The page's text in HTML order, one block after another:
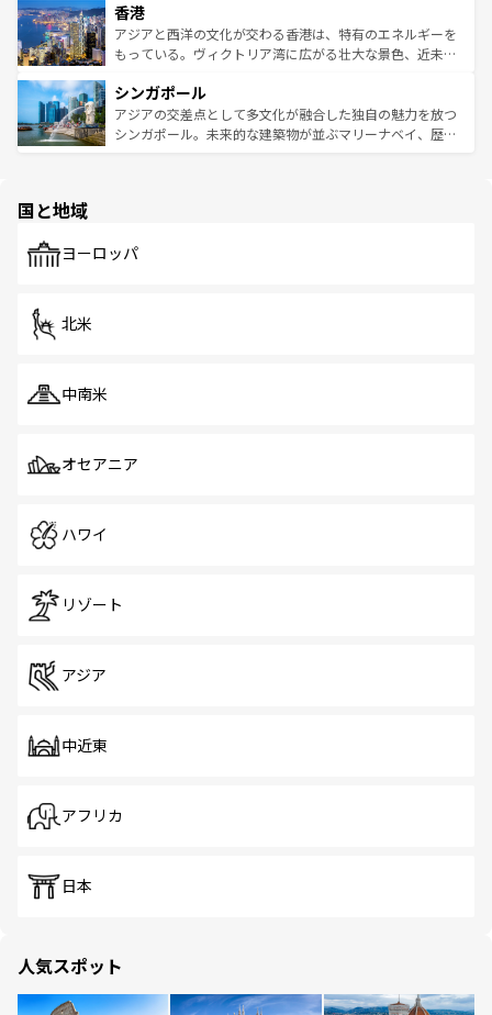
とつ。フォーやバインミー、ベトナムコーヒーなどは、ぜ
ひ現地で味わいたい。どの地域を訪れてもあたたかい人々
が旅行者を迎えてくれるので、きっと忘れられない旅にな
参照してほしい。
の活気が交差している。北部ではチェンマイなどの山岳地
帯で自然と触れ合い、南部ではプーケットやクラビの美し
いビーチでリゾート気分を楽しむことができる。タイ料理
激する。気候は一年中温暖で、どの季節にも異なる楽しみ
が待っている。親しみやすいタイの人々、仏教を中心とし
た文化、そして多様な観光資源が、訪れる旅人を魅了し続
香港
アジアと西洋の文化が交わる香港は、特有のエネルギーを
もっている。ヴィクトリア湾に広がる壮大な景色、近未来
み、どこを訪れても感動するはず。観光スポットが密集し
ており、効率よく見どころを回れるのも魅力。息をのむよ
うな絶景から文化的な体験まで、香港を存分に楽しみ尽く
シンガポール
アジアの交差点として多文化が融合した独自の魅力を放つ
シンガポール。未来的な建築物が並ぶマリーナベイ、歴史
で、ホーカーズは地元の風情を楽しめる外せないスポット
国と地域
ヨーロッパ
北米
中南米
オセアニア
ハワイ
リゾート
アジア
中近東
アフリカ
日本
人気スポット